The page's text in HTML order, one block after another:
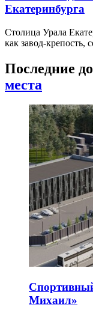
Екатеринбурга
Столица Урала
как завод-
Последние
места
Михаил»